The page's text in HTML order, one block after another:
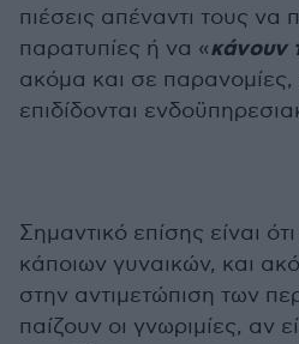
πιέσεις απέναντι τους
παρατυπίες ή να «κάνουν
ακόμα και σε παρανομίες,
επιδίδονται
Σημαντικό επίσης είναι
κάποιων γυναικών, και
στην αντιμετώπιση των
παίζουν οι γνωριμίες, αν